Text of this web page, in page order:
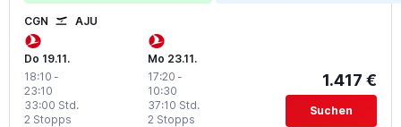
CGN AJU
Do 19.11.
18:10 -
23:10
2 Stopps
33:00 Std.
Mo 23.11.
17:20 -
10:30
2 Stopps
37:10 Std.
1.417 €
Suchen